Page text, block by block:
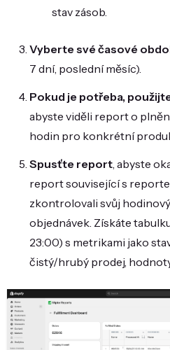
stav zásob.
Vyberte své časové
7 dní, poslední měsíc).
Pokud je potřeba,
abyste viděli report o
hodin pro konkrétní
Spusťte report, abyste
report související s
zkontrolovali svůj
objednávek. Získáte
23:00) s metrikami jako
čistý/hrubý prodej,